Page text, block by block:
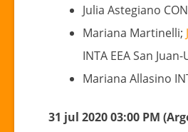
Y
LA
Julia Astegiano
Mariana Martinelli;
INTA EEA San Juan-
Mariana Allasino
31 jul 2020 03:00 PM